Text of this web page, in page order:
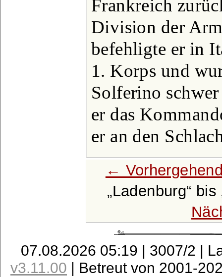
Frankreich
Division der
befehligte er in
1. Korps und
Solferino
er das
er an den
←
Ladenburg
bis
07.08.2026 05:19 | 3007/2 |
v3.11.00 | Betreut von 2001-